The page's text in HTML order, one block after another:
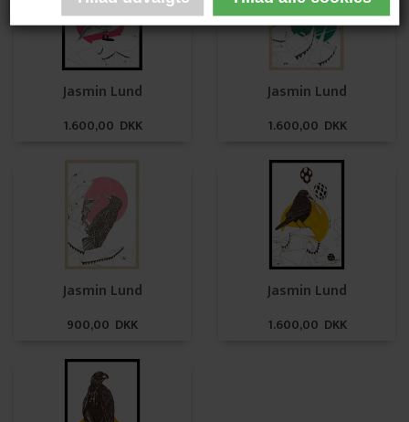
Jasmin Lund
1.600,00 DKK
Jasmin Lund
1.600,00 DKK
Jasmin Lund
900,00 DKK
Jasmin Lund
1.600,00 DKK